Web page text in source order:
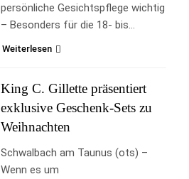
persönliche Gesichtspflege wichtig
– Besonders für die 18- bis…
Weiterlesen
King C. Gillette präsentiert
exklusive Geschenk-Sets zu
Weihnachten
Schwalbach am Taunus (ots) –
Wenn es um